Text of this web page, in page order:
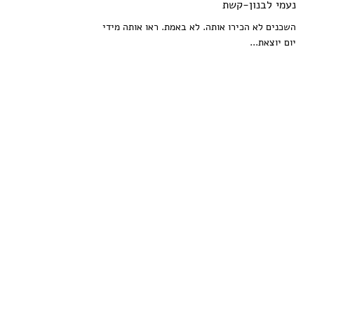
נעמי לבנון-קשת
השכנים לא הכירו אותה. לא באמת. ראו אותה מידי
יום יוצאת...